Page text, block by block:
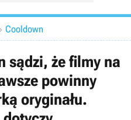
 Cooldown
sądzi, że filmy na
powinny
oryginału.